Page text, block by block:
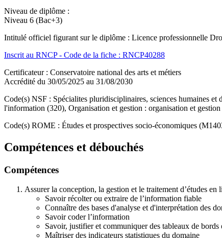
Niveau de diplôme :
Niveau 6 (Bac+3)
Intitulé officiel figurant sur le diplôme : Licence professionnelle
Inscrit au RNCP - Code de la fiche : RNCP40288
Certificateur : Conservatoire national des arts et métiers
Accrédité du 30/05/2025 au 31/08/2030
Code(s) NSF : Spécialites pluridisciplinaires, sciences humaines
l'information (320), Organisation et gestion : organisation et
Code(s) ROME : Études et prospectives socio-économiques
Compétences et débouchés
Compétences
Assurer la conception, la gestion et le traitement d’études
Savoir récolter ou extraire de l’information fiable
Connaître des bases d'analyse et d'interprétation des
Savoir coder l’information
Savoir, justifier et communiquer des tableaux de
Maîtriser des indicateurs statistiques du domaine